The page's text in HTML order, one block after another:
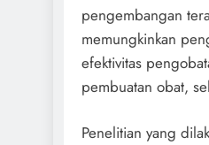
pengembangan
memungkinkan
efektivitas
pembuatan obat,
Penelitian yang